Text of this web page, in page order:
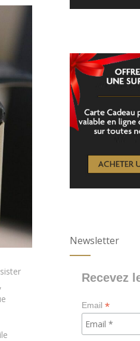
Newsletter
Recevez
Email*